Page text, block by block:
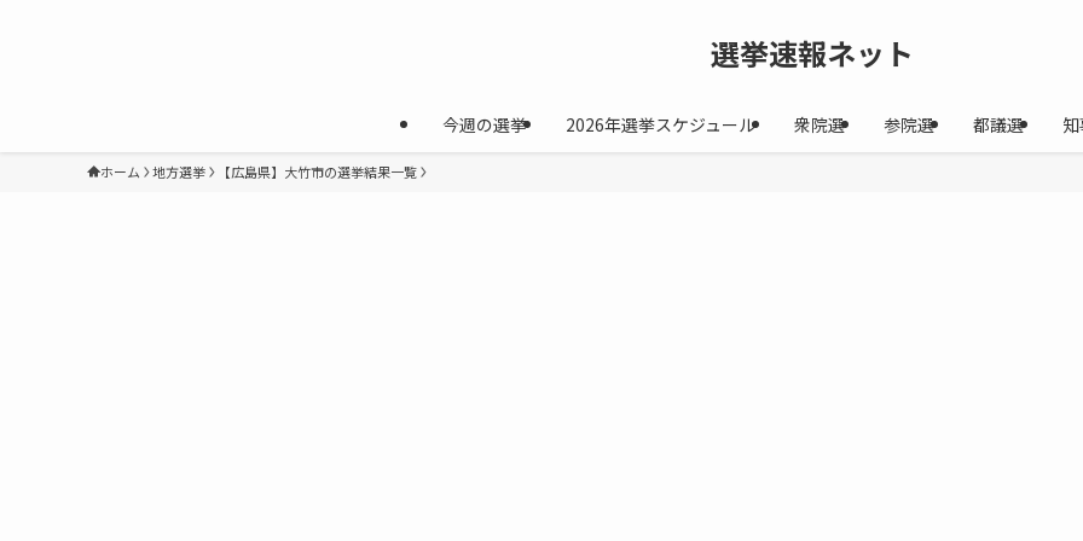
選挙速報ネット
今週の選挙 2026年選挙スケジュール 衆院選 参院選 都議選
ホーム 地方選挙 【広島県】大竹市の選挙結果一覧